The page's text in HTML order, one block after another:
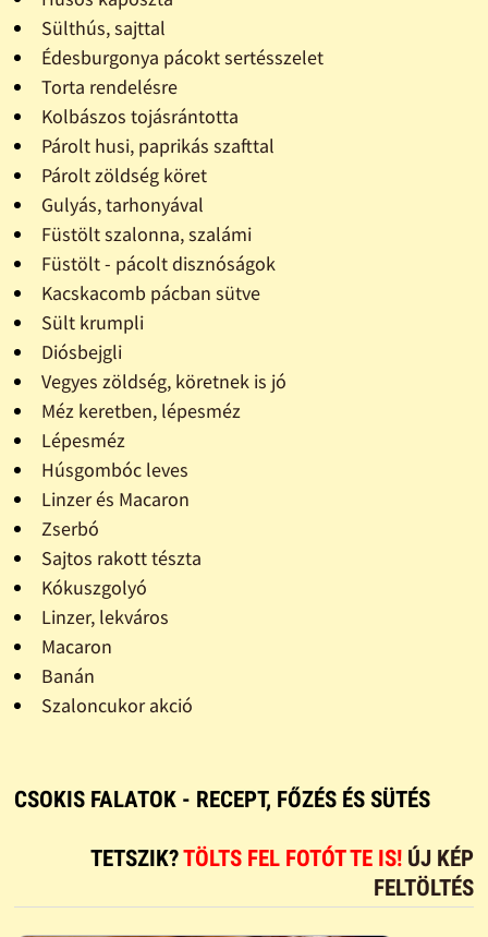
Sülthús, sajttal
Édesburgonya pácokt sertésszelet
Torta rendelésre
Kolbászos tojásrántotta
Párolt husi, paprikás szafttal
Párolt zöldség köret
Gulyás, tarhonyával
Füstölt szalonna, szalámi
Füstölt - pácolt disznóságok
Kacskacomb pácban sütve
Sült krumpli
Diósbejgli
Vegyes zöldség, köretnek is jó
Méz keretben, lépesméz
Lépesméz
Húsgombóc leves
Linzer és Macaron
Zserbó
Sajtos rakott tészta
Kókuszgolyó
Linzer, lekváros
Macaron
Banán
Szaloncukor akció
CSOKIS FALATOK - RECEPT, FŐZÉS ÉS SÜTÉS
TETSZIK?TÖLTS FEL FOTÓT TE IS! ÚJ KÉP
FELTÖLTÉS